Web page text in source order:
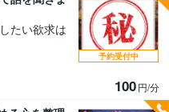
たい欲求は
100円/分
予約受付中